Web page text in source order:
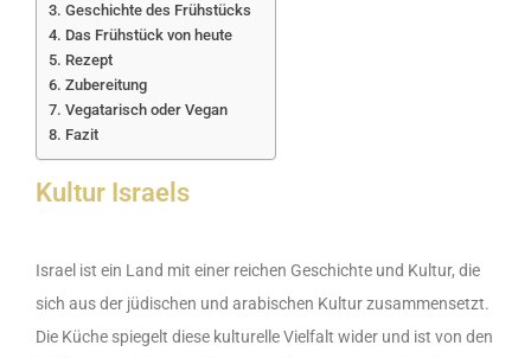
Geschichte des Frühstücks
Das Frühstück von heute
Rezept
Zubereitung
Vegatarisch oder Vegan
Fazit
Kultur Israels
Israel ist ein Land mit einer reichen Geschichte und Kultur, die
sich aus der jüdischen und arabischen Kultur zusammensetzt.
Die Küche spiegelt diese kulturelle Vielfalt wider und ist von den